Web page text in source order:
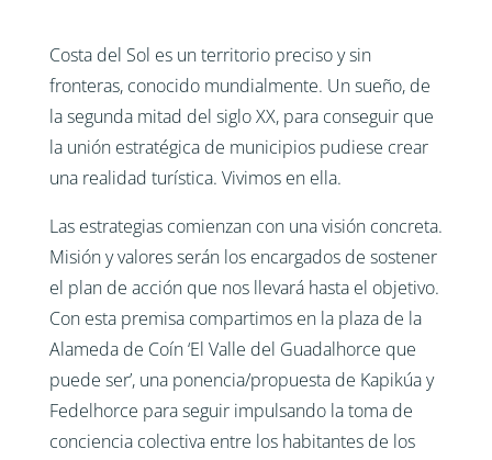
Costa del Sol es un territorio preciso y sin
fronteras, conocido mundialmente. Un sueño, de
la segunda mitad del siglo XX, para conseguir que
la unión estratégica de municipios pudiese crear
una realidad turística. Vivimos en ella.
Las estrategias comienzan con una visión concreta.
Misión y valores serán los encargados de sostener
el plan de acción que nos llevará hasta el objetivo.
Con esta premisa compartimos en la plaza de la
Alameda de Coín ‘El Valle del Guadalhorce que
puede ser’, una ponencia/propuesta de Kapikúa y
Fedelhorce para seguir impulsando la toma de
conciencia colectiva entre los habitantes de los